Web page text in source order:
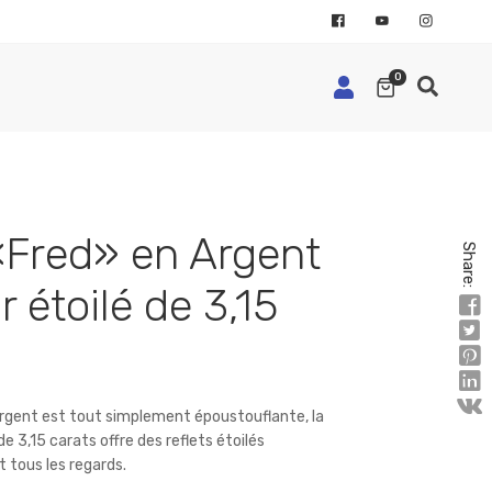
0
Share:
en Argent
étoilé de 3,15
est tout simplement époustouflante, la
3,15 carats offre des reflets étoilés
les regards.